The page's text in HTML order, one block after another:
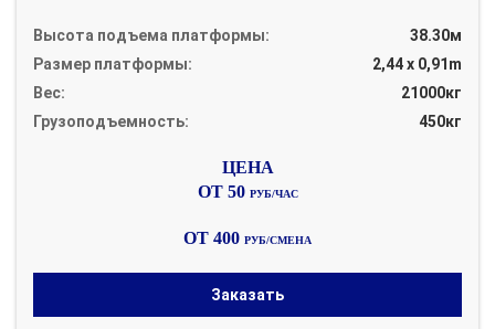
Высота подъема платформы:
38.30м
Размер платформы:
2,44 x 0,91m
Вес:
21000кг
Грузоподъемность:
450кг
ОТ 50 РУБ/ЧАС
ОТ 400 РУБ/СМЕНА
Заказать